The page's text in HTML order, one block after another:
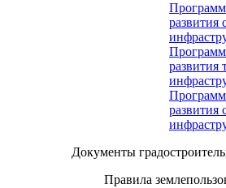
развития
развития
развития
Документы
Правила